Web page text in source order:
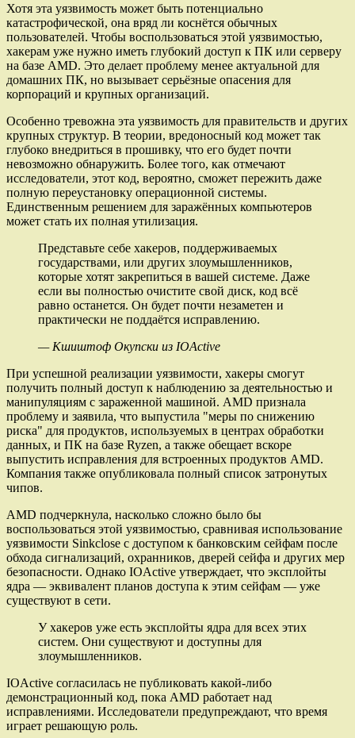
Хотя эта уязвимость может быть потенциально
катастрофической, она вряд ли коснётся обычных
пользователей. Чтобы воспользоваться этой уязвимостью,
хакерам уже нужно иметь глубокий доступ к ПК или серверу
на базе AMD. Это делает проблему менее актуальной для
домашних ПК, но вызывает серьёзные опасения для
корпораций и крупных организаций.
Особенно тревожна эта уязвимость для правительств и других
крупных структур. В теории, вредоносный код может так
глубоко внедриться в прошивку, что его будет почти
невозможно обнаружить. Более того, как отмечают
исследователи, этот код, вероятно, сможет пережить даже
полную переустановку операционной системы.
Единственным решением для заражённых компьютеров
может стать их полная утилизация.
Представьте себе хакеров, поддерживаемых
государствами, или других злоумышленников,
которые хотят закрепиться в вашей системе. Даже
если вы полностью очистите свой диск, код всё
равно останется. Он будет почти незаметен и
практически не поддаётся исправлению.
— Кшиштоф Окупски из IOActive
При успешной реализации уязвимости, хакеры смогут
получить полный доступ к наблюдению за деятельностью и
манипуляциям с зараженной машиной. AMD признала
проблему и заявила, что выпустила "меры по снижению
риска" для продуктов, используемых в центрах обработки
данных, и ПК на базе Ryzen, а также обещает вскоре
выпустить исправления для встроенных продуктов AMD.
Компания также опубликовала полный список затронутых
чипов.
AMD подчеркнула, насколько сложно было бы
воспользоваться этой уязвимостью, сравнивая использование
уязвимости Sinkclose с доступом к банковским сейфам после
обхода сигнализаций, охранников, дверей сейфа и других мер
безопасности. Однако IOActive утверждает, что эксплойты
ядра — эквивалент планов доступа к этим сейфам — уже
существуют в сети.
У хакеров уже есть эксплойты ядра для всех этих
систем. Они существуют и доступны для
злоумышленников.
IOActive согласилась не публиковать какой-либо
демонстрационный код, пока AMD работает над
исправлениями. Исследователи предупреждают, что время
играет решающую роль.